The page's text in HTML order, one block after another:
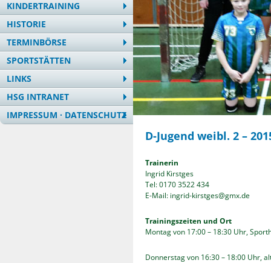
KINDERTRAINING
HISTORIE
TERMINBÖRSE
SPORTSTÄTTEN
LINKS
HSG INTRANET
IMPRESSUM · DATENSCHUTZ
D-Jugend weibl. 2 –
Trainerin
Ingrid Kirstges
Tel: 0170 3522 434
E-Mail: ingrid-kirstges@gmx.de
Trainingszeiten und Ort
Montag von 17:00 – 18:30 Uhr,
Donnerstag von 16:30 – 18:00 Uhr,